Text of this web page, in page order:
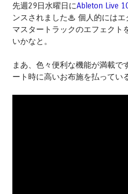
先週29日水曜日にAbleton Live
ンスされました♨ 個人的にはエ
マスタートラックのエフェクト
いかなと。
まあ、色々便利な機能が満載で
ート時に高いお布施を払ってい